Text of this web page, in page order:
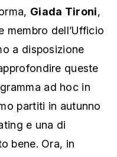
Giada Tironi,
dell’Ufficio
a disposizione
queste
ad hoc in
partiti in autunno
e una di
bene. Ora, in